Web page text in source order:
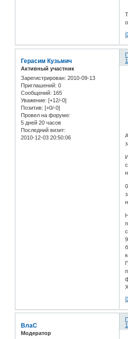
0
Герасим Кузьмич
Активный участник
Зарегистрирован: 2010-09-13
Приглашений: 0
Сообщений: 165
Уважение: [+12/-0]
Позитив: [+0/-0]
Провел на форуме:
5 дней 20 часов
Последний визит:
2010-12-03 20:50:06
0
ВлаС
Модератор